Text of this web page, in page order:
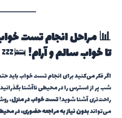
📊 مراحل انجام تست
تا خواب سالم و آرام!🛌💤
اگر فکر می‌کنید برای انجام تست خواب باید
شب پر از استرس را در محیطی ناآشنا
راحت‌تری آشنا شوید!تست خواب در منزل،
می‌تواندبدون نیاز به مراجعه حضوری، در